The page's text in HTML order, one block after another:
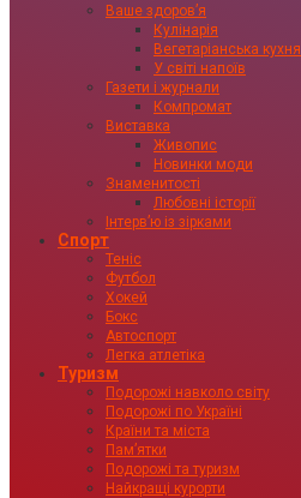
Ваше здоровʼя
Кулінарія
Вегетаріанська кухня
У світі напоїв
Газети і журнали
Компромат
Виставка
Живопис
Новинки моди
Знаменитості
Любовні історії
Інтервʼю із зірками
Спорт
Теніс
Футбол
Хокей
Бокс
Автоспорт
Легка атлетіка
Туризм
Подорожі навколо світу
Подорожі по Україні
Країни та міста
Пам’ятки
Подорожі та туризм
Найкращі курорти